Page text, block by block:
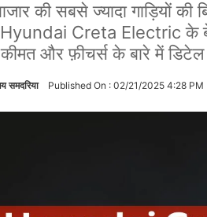
की सबसे ज्यादा गाड़ियों की
Creta Electric के
और फ़ीचर्स के बारे में
समदरिया Published On : 02/21/2025 4:28 PM